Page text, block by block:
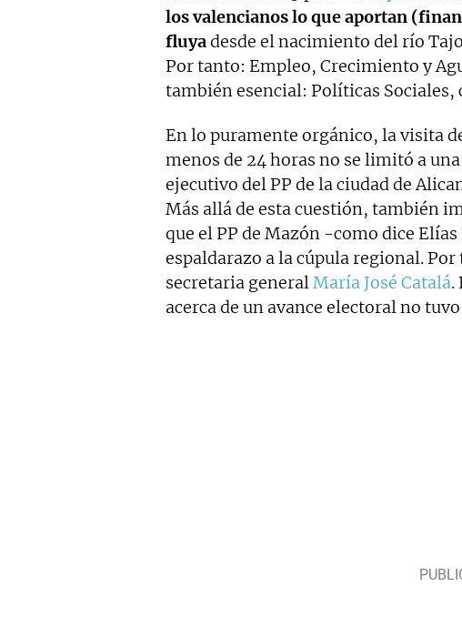
los valencianos lo que aportan
fluyadesde el nacimiento del río
Por tanto: Empleo, Crecimiento y
también esencial: Políticas Sociales,
En lo puramente orgánico, la visita
menos de 24 horas no se limitó a
ejecutivo del PP de la ciudad de
Más allá de esta cuestión, también
que el PP de Mazón -como dice
espaldarazo a la cúpula regional.
secretaria generalMaría José Catalá.
acerca de un avance electoral no